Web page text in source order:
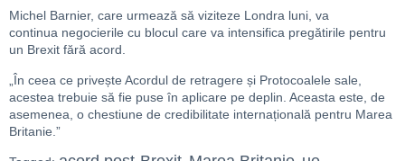
Michel Barnier, care urmează să viziteze Londra luni, va
continua negocierile cu blocul care va intensifica pregătirile pentru
un Brexit fără acord.
„În ceea ce privește Acordul de retragere și Protocoalele sale,
acestea trebuie să fie puse în aplicare pe deplin. Aceasta este, de
asemenea, o chestiune de credibilitate internațională pentru Marea
Britanie.”